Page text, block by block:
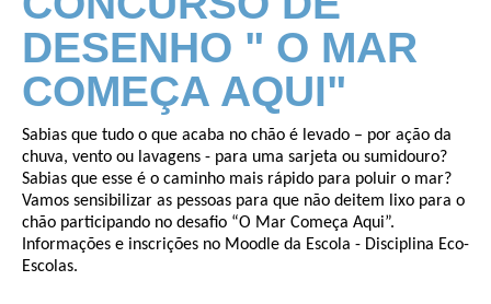
DESENHO " O MAR
COMEÇA AQUI"
Sabias que tudo o que acaba no chão é levado – por ação da
chuva, vento ou lavagens - para uma sarjeta ou sumidouro?
Sabias que esse é o caminho mais rápido para poluir o mar?
Vamos sensibilizar as pessoas para que não deitem lixo para o
chão participando no desafio “O Mar Começa Aqui”.
Informações e inscrições no Moodle da Escola - Disciplina Eco-
Escolas.